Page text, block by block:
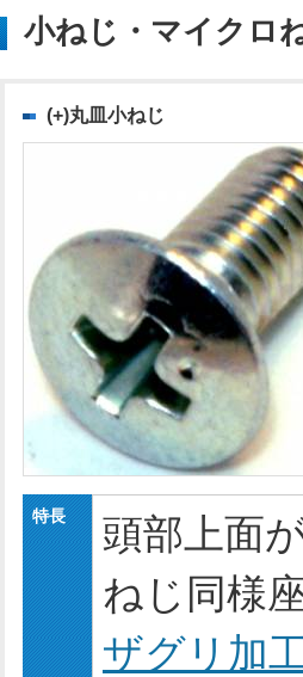
小ねじ・マイクロ
(+)丸皿小ねじ
特長
頭部上面
ねじ同様
ザグリ加